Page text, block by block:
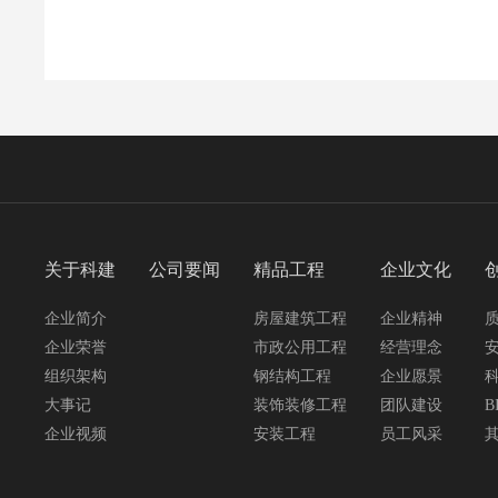
关于科建
企业简介
企业荣誉
组织架构
大事记
企业视频
公司要闻 精品工程
房屋建筑工程
市政公用工程
钢结构工程
装饰装修工程
安装工程
企业文化
企业精神
经营理念
企业愿景
团队建设
员工风采